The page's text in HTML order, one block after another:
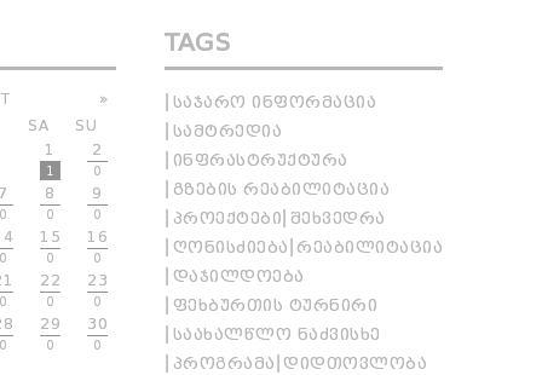
»
SA
SU
1
1
2
0
0
8
0
9
0
0
15
0
16
0
0
22
0
23
0
0
29
0
30
0
TAGS
ᲡᲐᲯᲐᲠᲝ ᲘᲜᲤᲝᲠᲛᲐᲪᲘᲐ
ᲡᲐᲛᲢᲠᲔᲓᲘᲐ
ᲘᲜᲤᲠᲐᲡᲢᲠᲣᲥᲢᲣᲠᲐ
ᲒᲖᲔᲑᲘᲡ ᲠᲔᲐᲑᲘᲚᲘᲢᲐᲪᲘᲐ
ᲞᲠᲝᲔᲥᲢᲔᲑᲘ ᲨᲔᲮᲕᲔᲓᲠᲐ
ᲦᲝᲜᲘᲡᲫᲘᲔᲑᲐ ᲠᲔᲐᲑᲘᲚᲘᲢᲐᲪᲘᲐ
ᲓᲐᲯᲘᲚᲓᲝᲔᲑᲐ
ᲤᲔᲮᲑᲣᲠᲗᲘᲡ ᲢᲣᲠᲜᲘᲠᲘ
ᲡᲐᲐᲮᲐᲚᲬᲚᲝ ᲜᲐᲫᲕᲘᲡᲮᲔ
ᲞᲠᲝᲒᲠᲐᲛᲐ ᲓᲘᲓᲗᲝᲕᲚᲝᲑᲐ